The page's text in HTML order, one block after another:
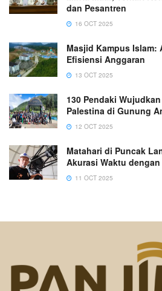
dan Pesantren
16 OCT 2025
Masjid Kampus Islam:
Efisiensi Anggaran
13 OCT 2025
130 Pendaki
Palestina di Gunung
12 OCT 2025
Matahari di Puncak
Akurasi Waktu
11 OCT 2025